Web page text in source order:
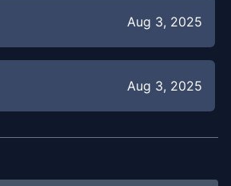
Aug 3, 2025
Aug 3, 2025